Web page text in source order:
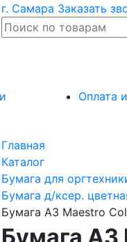
г. Самара Заказать
Оплата
Главная
Каталог
Бумага для
Бумага д/ксер.
Бумага А3 Maestro